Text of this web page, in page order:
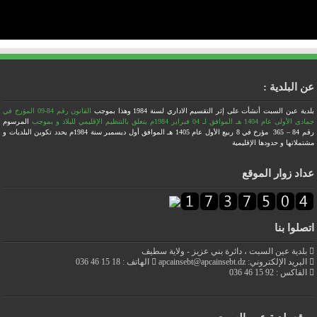
عن البلدية :
بلدية عين السبت أنشأت على إثر التقسيم الاداري لسنة 1984 وهذا بموجب
القانون رقم 84-09 المؤرخ في
جمادى الأولى عام 1404 هـ الموافق لـ 04 فبراير 1984م يتعلق بالتنظيم الإقليمي للبلاد
و بموجب المرسوم
رقم 84 – 365 مؤرخ في 8 ربيع الأول عام 1405 هـ الموافق أول ديسمبر سنة 1984م يحدد تكوين البلديات و
مشتملاتها و حدودها الإقليمية
عداد زوار الموقع
اتصلوا بنا
بلدية عين السبت ، دائرة بني عزيز - ولاية سطيف
البريد الإلكتروني: apcainsebt@apcainsebt.dz
الهاتف : 18 15 46 036
الفاكس : 92 15 46 036